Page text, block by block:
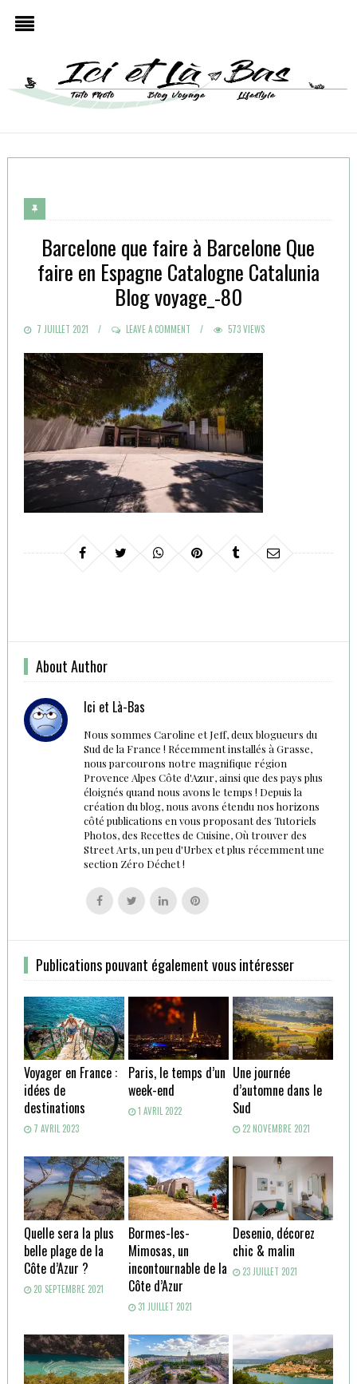
Barcelone que faire à Barcelone Que
faire en Espagne Catalogne Catalunia
Blog voyage_-80
POSTED
7 JUILLET 2021 LEAVE A COMMENT 573 VIEWS
About Author
Ici et Là-Bas
Nous sommes Caroline et Jeff, deux blogueurs du
Sud de la France ! Récemment installés à Grasse,
nous parcourons notre magnifique région
Provence Alpes Côte d'Azur, ainsi que des pays plus
éloignés quand nous avons le temps ! Depuis la
création du blog, nous avons étendu nos horizons
côté publications en vous proposant des Tutoriels
Photos, des Recettes de Cuisine, Où trouver des
Street Arts, un peu d'Urbex et plus récemment une
section Zéro Déchet !
Follow
us
Follow
us
Follow
us
Follow
us
Publications pouvant également vous intéresser
Voyager en France :
idées de
destinations
7 AVRIL 2023
Paris, le temps d’un
week-end
1 AVRIL 2022
Une journée
d’automne dans le
Sud
22 NOVEMBRE 2021
Quelle sera la plus
belle plage de la
Côte d’Azur ?
20 SEPTEMBRE 2021
Bormes-les-
Mimosas, un
incontournable de la
Côte d’Azur
31 JUILLET 2021
Desenio, décorez
chic & malin
23 JUILLET 2021